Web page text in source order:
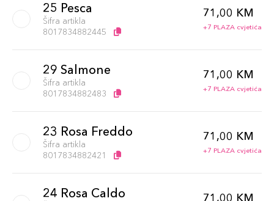
25 Pesca
Šifra artikla
8017834882445
71,00 KM
+7 PLAZA cvjetića
29 Salmone
Šifra artikla
8017834882483
71,00 KM
+7 PLAZA cvjetića
23 Rosa Freddo
Šifra artikla
8017834882421
71,00 KM
+7 PLAZA cvjetića
24 Rosa Caldo 71,00 KM